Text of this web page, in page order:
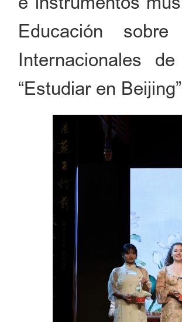
Educación
Internacionales
“Estudiar en